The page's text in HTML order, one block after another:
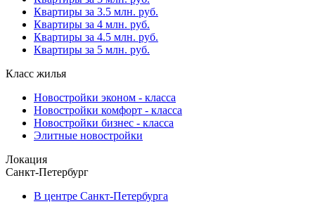
Квартиры за 3.5 млн. руб.
Квартиры за 4 млн. руб.
Квартиры за 4.5 млн. руб.
Квартиры за 5 млн. руб.
Класс жилья
Новостройки эконом - класса
Новостройки комфорт - класса
Новостройки бизнес - класса
Элитные новостройки
Локация
Санкт-Петербург
В центре Санкт-Петербурга